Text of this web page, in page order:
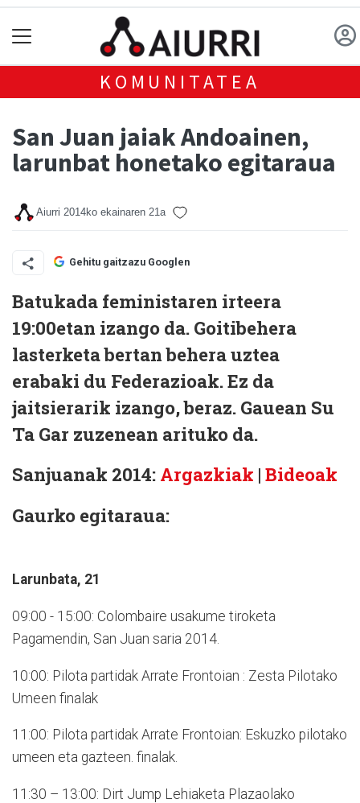
KOMUNITATEA
San Juan jaiak Andoainen,
larunbat honetako egitaraua
Aiurri 2014ko ekainaren 21a
Gehitu gaitzazu Googlen
Batukada feministaren irteera
19:00etan izango da. Goitibehera
lasterketa bertan behera uztea
erabaki du Federazioak. Ez da
jaitsierarik izango, beraz. Gauean Su
Ta Gar zuzenean arituko da.
Sanjuanak 2014: Argazkiak | Bideoak
Gaurko egitaraua:
Larunbata, 21
09:00 - 15:00: Colombaire usakume tiroketa
Pagamendin, San Juan saria 2014.
10:00: Pilota partidak Arrate Frontoian : Zesta Pilotako
Umeen finalak
11:00: Pilota partidak Arrate Frontoian: Eskuzko pilotako
umeen eta gazteen. finalak.
11:30 – 13:00: Dirt Jump Lehiaketa Plazaolako